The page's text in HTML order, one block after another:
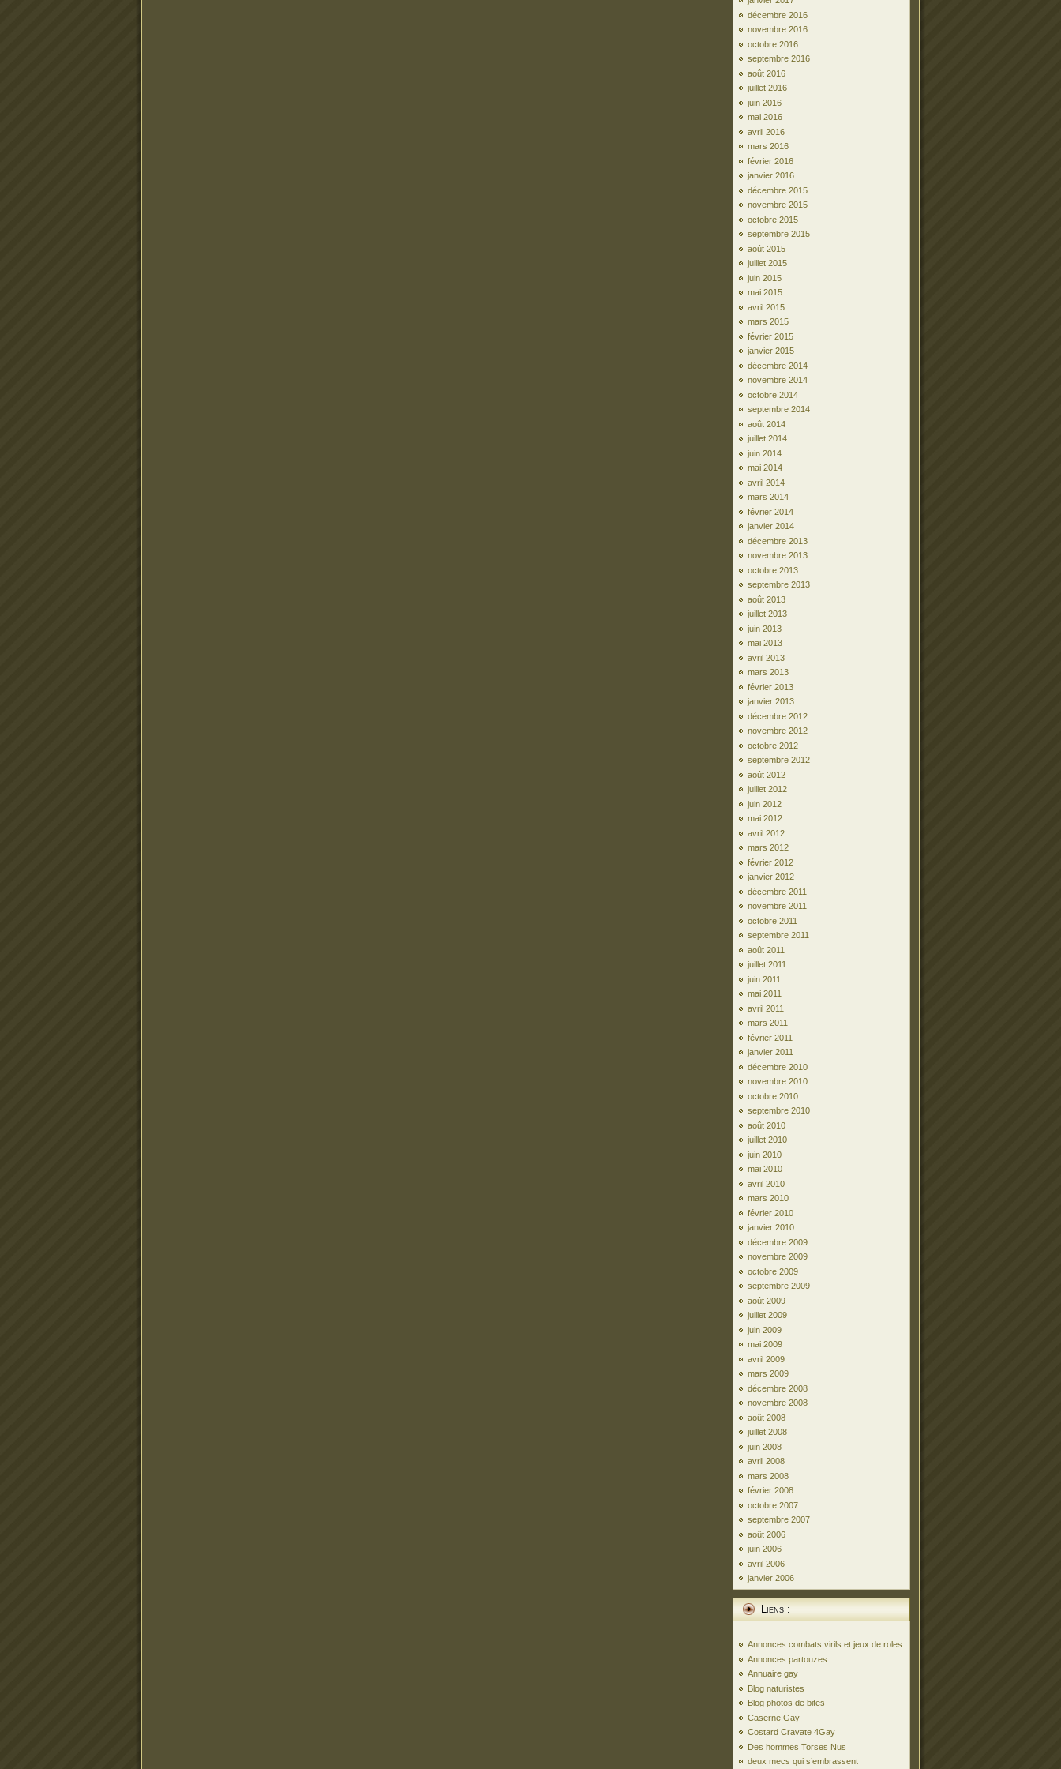
décembre 2016
novembre 2016
octobre 2016
septembre 2016
août 2016
juillet 2016
juin 2016
mai 2016
avril 2016
mars 2016
février 2016
janvier 2016
décembre 2015
novembre 2015
octobre 2015
septembre 2015
août 2015
juillet 2015
juin 2015
mai 2015
avril 2015
mars 2015
février 2015
janvier 2015
décembre 2014
novembre 2014
octobre 2014
septembre 2014
août 2014
juillet 2014
juin 2014
mai 2014
avril 2014
mars 2014
février 2014
janvier 2014
décembre 2013
novembre 2013
octobre 2013
septembre 2013
août 2013
juillet 2013
juin 2013
mai 2013
avril 2013
mars 2013
février 2013
janvier 2013
décembre 2012
novembre 2012
octobre 2012
septembre 2012
août 2012
juillet 2012
juin 2012
mai 2012
avril 2012
mars 2012
février 2012
janvier 2012
décembre 2011
novembre 2011
octobre 2011
septembre 2011
août 2011
juillet 2011
juin 2011
mai 2011
avril 2011
mars 2011
février 2011
janvier 2011
décembre 2010
novembre 2010
octobre 2010
septembre 2010
août 2010
juillet 2010
juin 2010
mai 2010
avril 2010
mars 2010
février 2010
janvier 2010
décembre 2009
novembre 2009
octobre 2009
septembre 2009
août 2009
juillet 2009
juin 2009
mai 2009
avril 2009
mars 2009
décembre 2008
novembre 2008
août 2008
juillet 2008
juin 2008
avril 2008
mars 2008
février 2008
octobre 2007
septembre 2007
août 2006
juin 2006
avril 2006
janvier 2006
Liens :
Annonces combats virils et jeux de roles
Annonces partouzes
Annuaire gay
Blog naturistes
Blog photos de bites
Caserne Gay
Costard Cravate 4Gay
Des hommes Torses Nus
deux mecs qui s’embrassent